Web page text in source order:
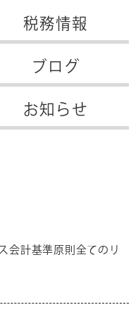
税務情報
ブログ
お知らせ
会計基準原則全てのリ